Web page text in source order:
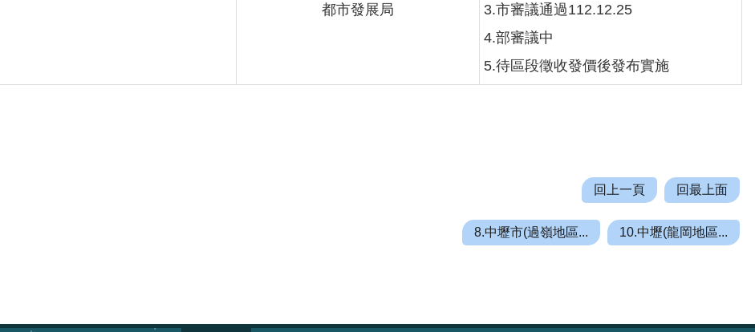
都市發展局
3.市審議通過112.12.25
4.部審議中
5.待區段徵收發價後發布實施
回上一頁 回最上面
8.中壢市(過嶺地區... 10.中壢(龍岡地區...